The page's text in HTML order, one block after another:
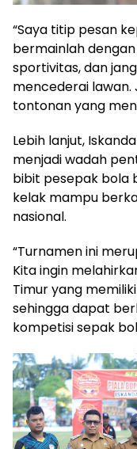
“Saya titip pesan
bermainlah
sportivitas, dan
mencederai lawan.
tontonan yang
Lebih lanjut,
menjadi wadah
bibit pesepak bola
kelak mampu
nasional.
“Turnamen ini
Kita ingin
Timur yang
sehingga dapat
kompetisi sepak